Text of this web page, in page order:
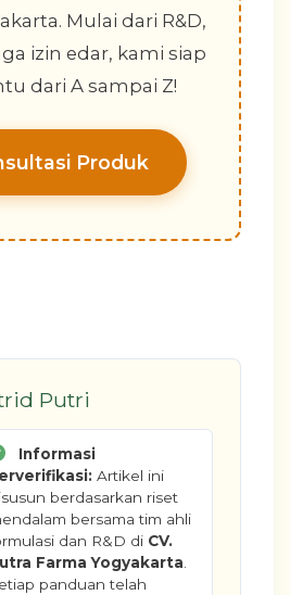
Mulai dari R&D,
izin edar, kami siap
dari A sampai Z!
Produk
Putri
Informasi
Artikel ini
berdasarkan riset
bersama tim ahli
dan R&D di CV.
Farma Yogyakarta
panduan telah